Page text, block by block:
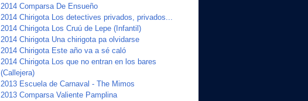
2014 Comparsa De Ensueño
2014 Chirigota Los detectives privados, privados...
2014 Chirigota Los Cruú de Lepe (Infantil)
2014 Chirigota Una chirigota pa olvidarse
2014 Chirigota Este año va a sé caló
2014 Chirigota Los que no entran en los bares
(Callejera)
2013 Escuela de Carnaval - The Mimos
2013 Comparsa Valiente Pamplina